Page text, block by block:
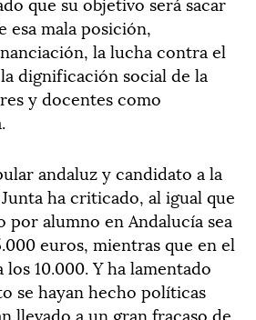
esa mala posición,
la lucha contra el
dignificación social de la
y docentes como
andaluz y candidato a la
ha criticado, al igual que
por alumno en Andalucía sea
euros, mientras que en el
los 10.000. Y ha lamentado
se hayan hecho políticas
llevado a un gran fracaso de